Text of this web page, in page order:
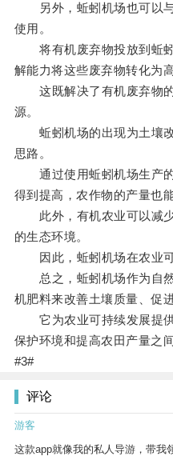
另外，蚯蚓机场也可以与
使用。
将有机废弃物投放到蚯蚓
解能力将这些废弃物转化为
这既解决了有机废弃物的
源。
蚯蚓机场的出现为土壤改
思路。
通过使用蚯蚓机场生产的
得到提高，农作物的产量也
此外，有机农业可以减少
的生态环境。
因此，蚯蚓机场在农业可
总之，蚯蚓机场作为自然
机肥料来改善土壤质量、促
它为农业可持续发展提供
保护环境和提高农田产量之
#3#
评论
游客
这款app就像我的私人导游，带我